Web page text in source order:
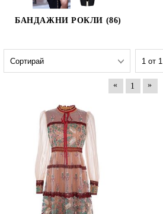
БАНДАЖНИ РОКЛИ (86)
« 1 »